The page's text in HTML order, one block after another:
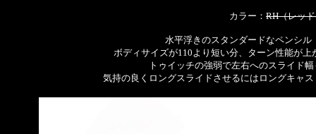
カラー： RH（レッ
水平浮きのスタンダードなペンシル
ボディサイズが110より短い分、ターン性能が
トゥイッチの強弱で左右へのスライド
気持の良くロングスライドさせるにはロングキャ